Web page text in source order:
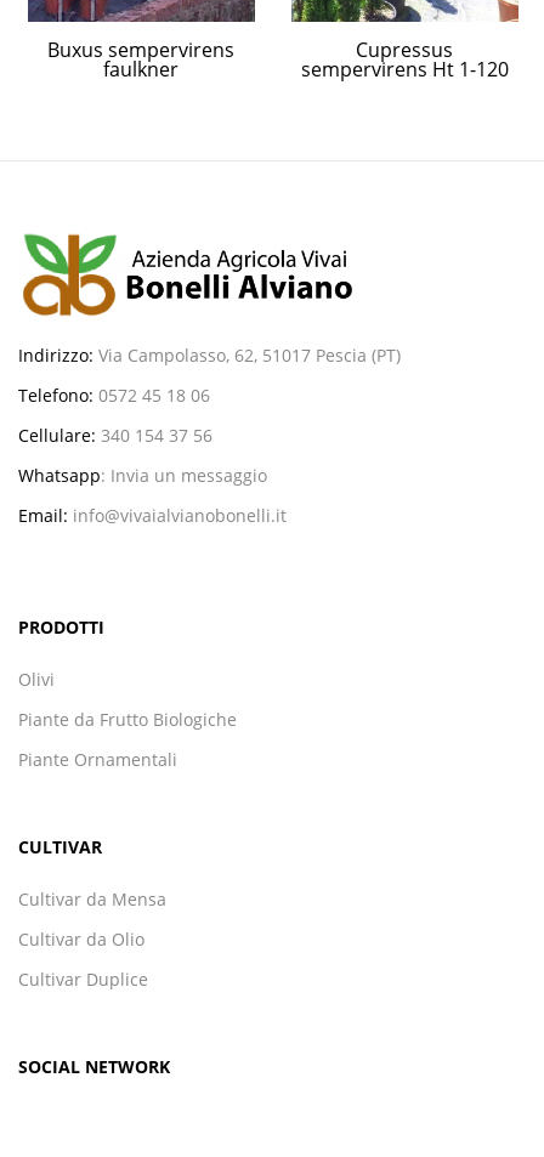
Buxus sempervirens
faulkner
Cupressus
sempervirens Ht 1-120
Indirizzo: Via Campolasso, 62, 51017 Pescia (PT)
Telefono: 0572 45 18 06
Cellulare: 340 154 37 56
Whatsapp: Invia un messaggio
Email: info@vivaialvianobonelli.it
PRODOTTI
Olivi
Piante da Frutto Biologiche
Piante Ornamentali
CULTIVAR
Cultivar da Mensa
Cultivar da Olio
Cultivar Duplice
SOCIAL NETWORK